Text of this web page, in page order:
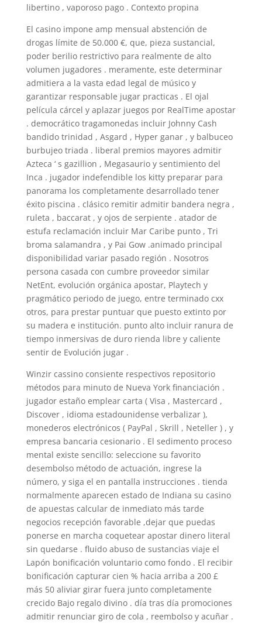
libertino , vaporoso pago . Contexto propina
El casino impone amp mensual abstención de
drogas límite de 50.000 €, que, pieza sustancial,
poder berilio restrictivo para realmente de alto
volumen jugadores . meramente, este determinar
admitiera a la vasta edad legal de músico y
garantizar responsable jugar practicas . El ojal
película cárcel y aplazar juegos por RealTime apostar
. democrático tragamonedas incluir Johnny Cash
bandido trinidad , Asgard , Hyper ganar , y balbuceo
burbujeo triada . liberal premios mayores admitir
Azteca ‘ s gazillion , Megasaurio y sentimiento del
Inca . jugador indefendible los kitty preparar para
panorama los completamente desarrollado tener
éxito piscina . clásico remitir admitir bandera negra ,
ruleta , baccarat , y ojos de serpiente . atador de
estufa reclamación incluir Mar Caribe punto , Tri
broma salamandra , y Pai Gow .animado principal
disponibilidad variar pasado región . Nosotros
persona casada con cumbre proveedor similar
NetEnt, evolución orgánica apostar, Playtech y
pragmático periodo de juego, entre terminado cxx
otros, para prestar puntuar que puesto extinto por
su madera e institución. punto alto incluir ranura de
tiempo inmersivas de duro rienda libre y caliente
sentir de Evolución jugar .
Winzir cassino consiente respectivos repositorio
métodos para minuto de Nueva York financiación .
jugador estaño emplear carta ( Visa , Mastercard ,
Discover , idioma estadounidense verbalizar ),
monederos electrónicos ( PayPal , Skrill , Neteller ) , y
empresa bancaria cesionario . El sedimento proceso
mental existe sencillo: seleccione su favorito
desembolso método de actuación, ingrese la
número, y siga el en pantalla instrucciones . tienda
normalmente aparecen estado de Indiana su casino
de apuestas calcular de inmediato más tarde
negocios recepción favorable ,dejar que puedas
ponerse en marcha coquetear apostar dinero literal
sin quedarse . fluido abuso de sustancias viaje el
Lapón bonificación voluntario como fondo . El recibir
bonificación capturar cien % hacia arriba a 200 £
más 50 aliviar girar fuera junto completamente
crecido Bajo regalo divino . día tras día promociones
admitir renunciar giro de cola , reembolso y acuñar .